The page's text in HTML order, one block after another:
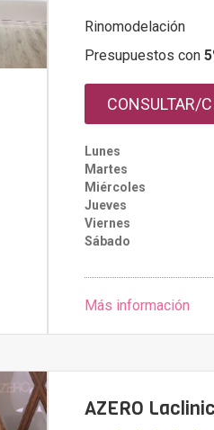
Rinomodelación
Presupuestos con
CONSULTAR/
Lunes
Martes
Miércoles
Jueves
Viernes
Sábado
Más información
AZERO Laclinic